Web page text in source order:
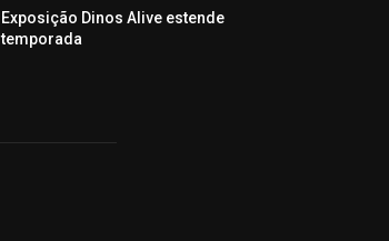
Exposição Dinos Alive estende
temporada